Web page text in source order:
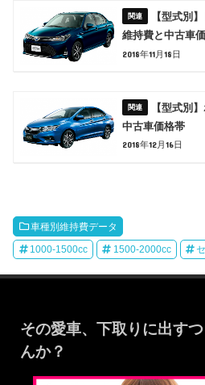
【型式別
維持費と中古車
2018年11月18日
【型式別
中古車価格帯
2018年12月16日
車種別維持費データ
1000-1500cc 1500-2000cc
その愛車、下取りに出す
んか？